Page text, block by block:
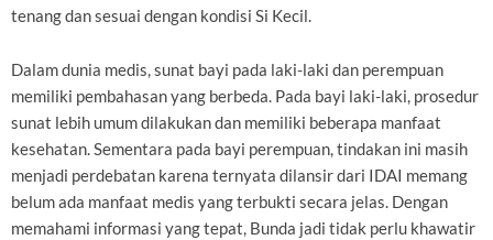
tenang dan sesuai dengan kondisi Si Kecil.
Dalam dunia medis, sunat bayi pada laki-laki dan perempuan
memiliki pembahasan yang berbeda. Pada bayi laki-laki, prosedur
sunat lebih umum dilakukan dan memiliki beberapa manfaat
kesehatan. Sementara pada bayi perempuan, tindakan ini masih
menjadi perdebatan karena ternyata dilansir dari IDAI memang
belum ada manfaat medis yang terbukti secara jelas. Dengan
memahami informasi yang tepat, Bunda jadi tidak perlu khawatir